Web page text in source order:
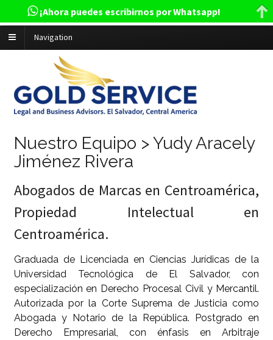
Navigation
Nuestro Equipo > Yudy Aracely
Jiménez Rivera
Abogados de Marcas en Centroamérica,
Propiedad Intelectual en
Centroamérica.
Graduada de Licenciada en Ciencias Jurídicas de la
Universidad Tecnológica de El Salvador, con
especialización en Derecho Procesal Civil y Mercantil.
Autorizada por la Corte Suprema de Justicia como
Abogada y Notario de la República. Postgrado en
Derecho Empresarial, con énfasis en Arbitraje
¡Ahora puedes escribirnos por Whatsapp!